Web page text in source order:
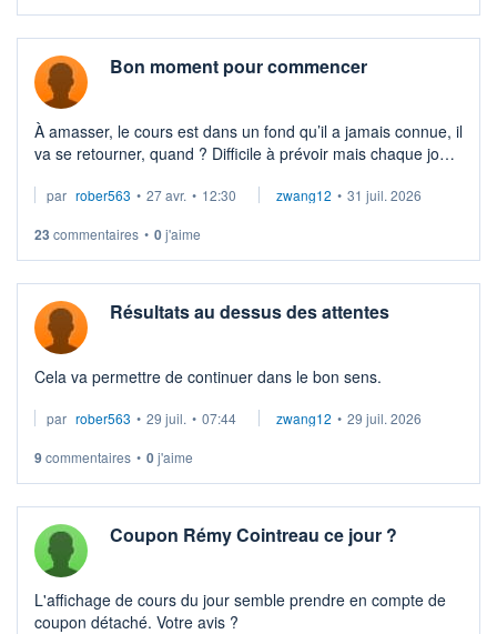
Bon moment pour commencer
À amasser, le cours est dans un fond qu’il a jamais connue, il
va se retourner, quand ? Difficile à prévoir mais chaque jour
retournera. D ...
par rober563 • 27 avr. • 12:30 zwang12 • 31 juil. 2026
23 commentaires • 0j'aime
Résultats au dessus des attentes
Cela va permettre de continuer dans le bon sens.
par rober563 • 29 juil. • 07:44 zwang12 • 29 juil. 2026
9commentaires • 0j'aime
Coupon Rémy Cointreau ce jour ?
L'affichage de cours du jour semble prendre en compte de
coupon détaché. Votre avis ?